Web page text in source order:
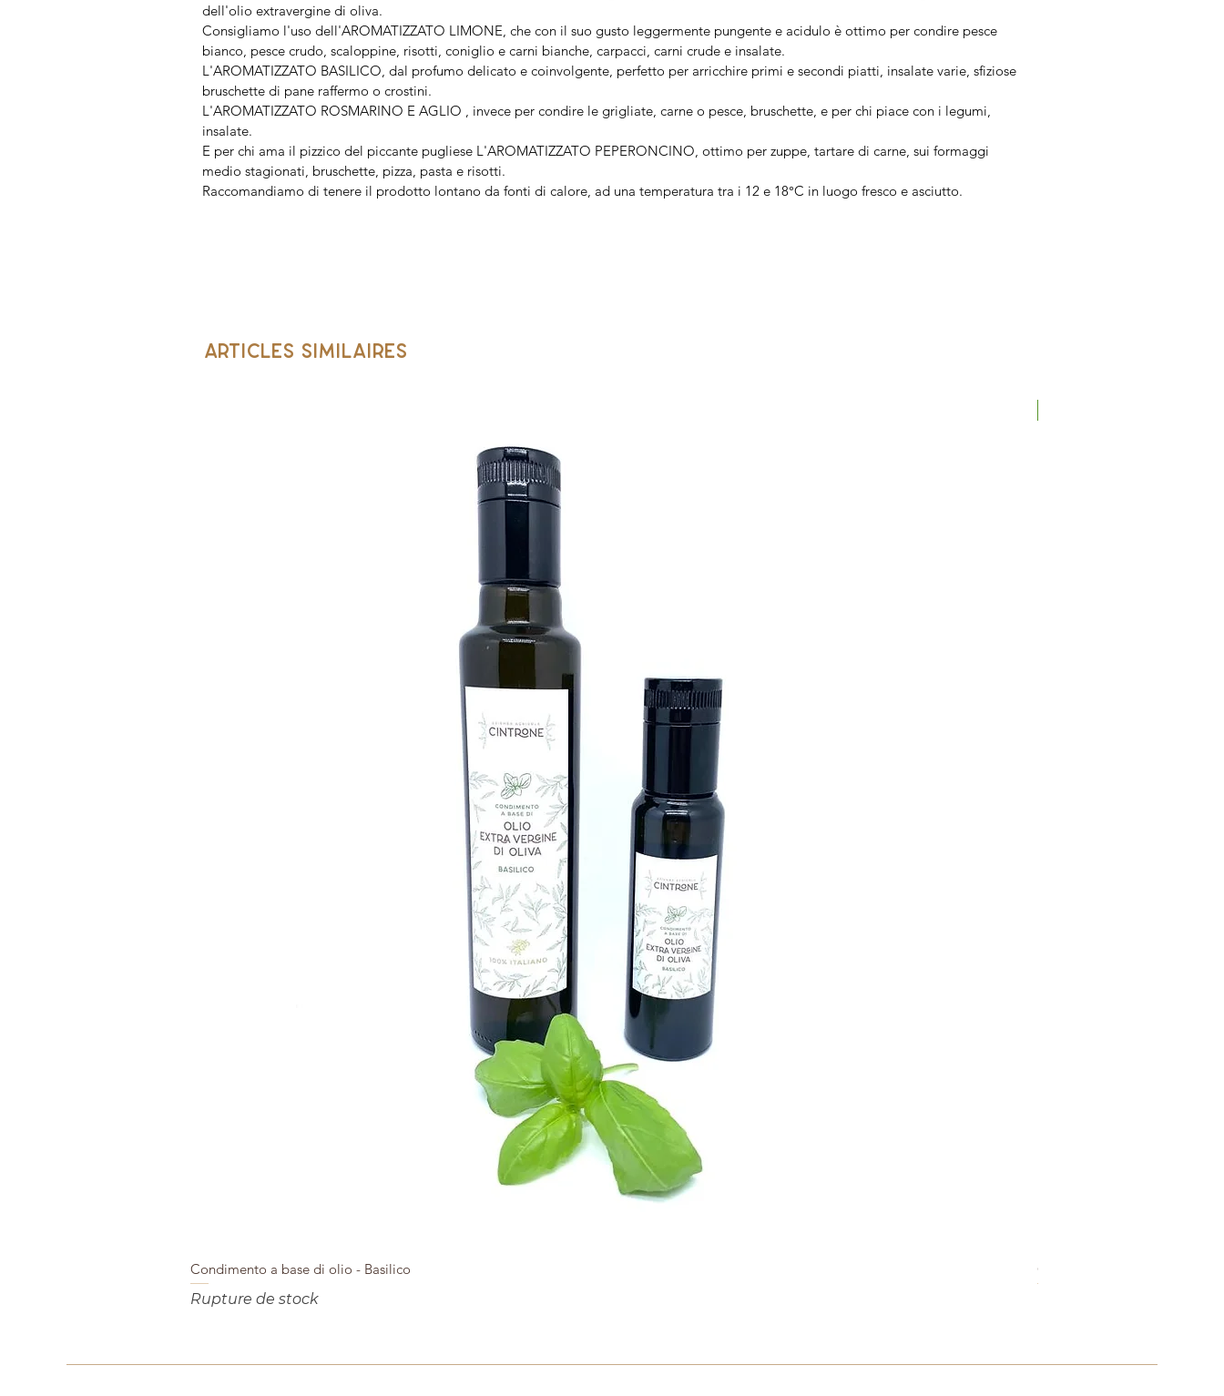
Articles similaires
Condimento a base di olio - Basilico
Rupture de stock
Olive Leccino in salamoia
dell'olio extravergine di oliva.
Consigliamo l'uso dell'AROMATIZZATO LIMONE, che con il suo gusto leggermente pungente e acidulo è ottimo per condire pesce
bianco, pesce crudo, scaloppine, risotti, coniglio e carni bianche, carpacci, carni crude e insalate.
L'AROMATIZZATO BASILICO, dal profumo delicato e coinvolgente, perfetto per arricchire primi e secondi piatti, insalate varie, sfiziose
bruschette di pane raffermo o crostini.
L'AROMATIZZATO ROSMARINO E AGLIO , invece per condire le grigliate, carne o pesce, bruschette, e per chi piace con i legumi,
insalate.
E per chi ama il pizzico del piccante pugliese L'AROMATIZZATO PEPERONCINO, ottimo per zuppe, tartare di carne, sui formaggi
medio stagionati, bruschette, pizza, pasta e risotti.
Raccomandiamo di tenere il prodotto lontano da fonti di calore, ad una temperatura tra i 12 e 18°C in luogo fresco e asciutto.